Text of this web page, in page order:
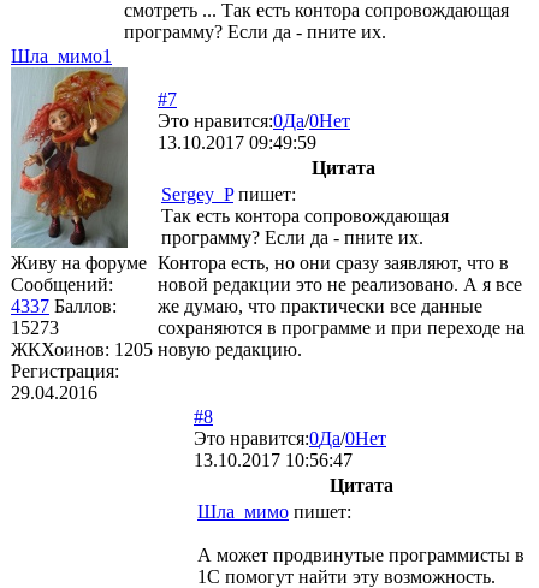
смотреть ... Так есть контора сопровождающая
программу? Если да - пните их.
Шла_мимо1
Живу на форуме
Сообщений:
4337 Баллов:
15273
ЖКХоинов: 1205
Регистрация:
29.04.2016
#7
Это нравится:0Да/0Нет
13.10.2017 09:49:59
Цитата
Sergey_Pпишет:
Так есть контора сопровождающая
программу? Если да - пните их.
Контора есть, но они сразу заявляют, что в
новой редакции это не реализовано. А я все
же думаю, что практически все данные
сохраняются в программе и при переходе на
новую редакцию.
#8
Это нравится:0Да/0Нет
13.10.2017 10:56:47
Цитата
Шла_мимо пишет:
А может продвинутые программисты в
1С помогут найти эту возможность.